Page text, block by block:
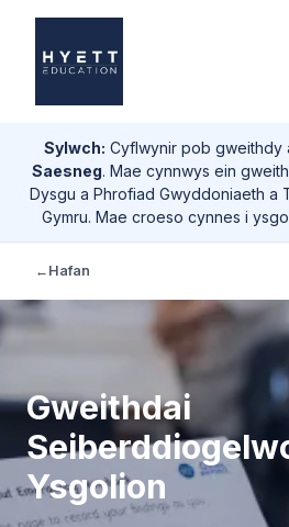
Sylwch: Cyflwynir pob gweithdy
Saesneg. Mae cynnwys ein
Dysgu a Phrofiad Gwyddoniaeth a
Gymru. Mae croeso cynnes i
← Hafan
Gweithdai
Ysgolion